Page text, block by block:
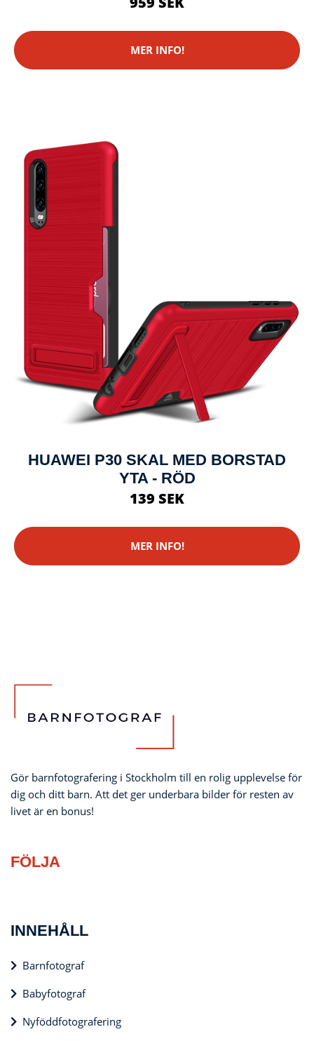
MER INFO!
HUAWEI P30 SKAL MED BORSTAD
YTA - RÖD
139 SEK
MER INFO!
Gör barnfotografering i Stockholm till en rolig upplevelse för
dig och ditt barn. Att det ger underbara bilder för resten av
livet är en bonus!
FÖLJA
INNEHÅLL
Barnfotograf
Babyfotograf
Nyföddfotografering